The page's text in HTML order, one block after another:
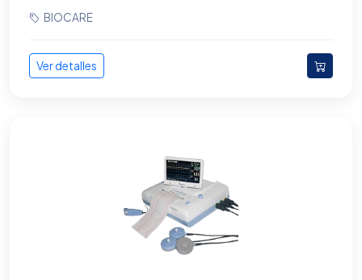
BIOCARE
Ver detalles